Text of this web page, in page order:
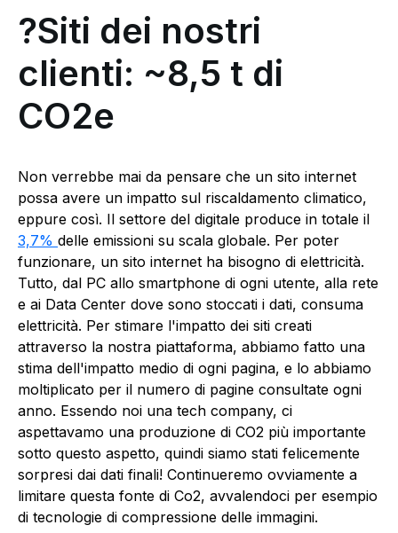
?Siti dei nostri
clienti: ~8,5 t di
CO2e
Non verrebbe mai da pensare che un sito internet
possa avere un impatto sul riscaldamento climatico,
eppure così. Il settore del digitale produce in totale il
3,7% delle emissioni su scala globale. Per poter
funzionare, un sito internet ha bisogno di elettricità.
Tutto, dal PC allo smartphone di ogni utente, alla rete
e ai Data Center dove sono stoccati i dati, consuma
elettricità. Per stimare l'impatto dei siti creati
attraverso la nostra piattaforma, abbiamo fatto una
stima dell'impatto medio di ogni pagina, e lo abbiamo
moltiplicato per il numero di pagine consultate ogni
anno. Essendo noi una tech company, ci
aspettavamo una produzione di CO2 più importante
sotto questo aspetto, quindi siamo stati felicemente
sorpresi dai dati finali! Continueremo ovviamente a
limitare questa fonte di Co2, avvalendoci per esempio
di tecnologie di compressione delle immagini.